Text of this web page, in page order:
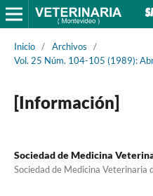
Inicio / Archivos
/
Vol. 25 Núm. 104-105 (1989):
[Información]
Sociedad de Medicina
Sociedad de Medicina Veterinaria